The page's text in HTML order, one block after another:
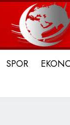
SPOR